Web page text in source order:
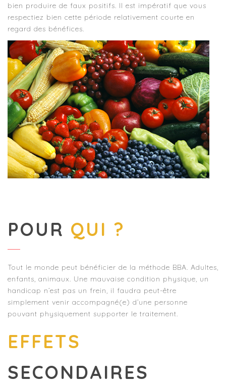
bien produire de faux positifs. Il est impératif que vous
respectiez bien cette période relativement courte en
regard des bénéfices.
POUR QUI ?
Tout le monde peut bénéficier de la méthode BBA. Adultes,
enfants, animaux. Une mauvaise condition physique, un
handicap n’est pas un frein, il faudra peut-être
simplement venir accompagné(e) d’une personne
pouvant physiquement supporter le traitement.
EFFETS
SECONDAIRES